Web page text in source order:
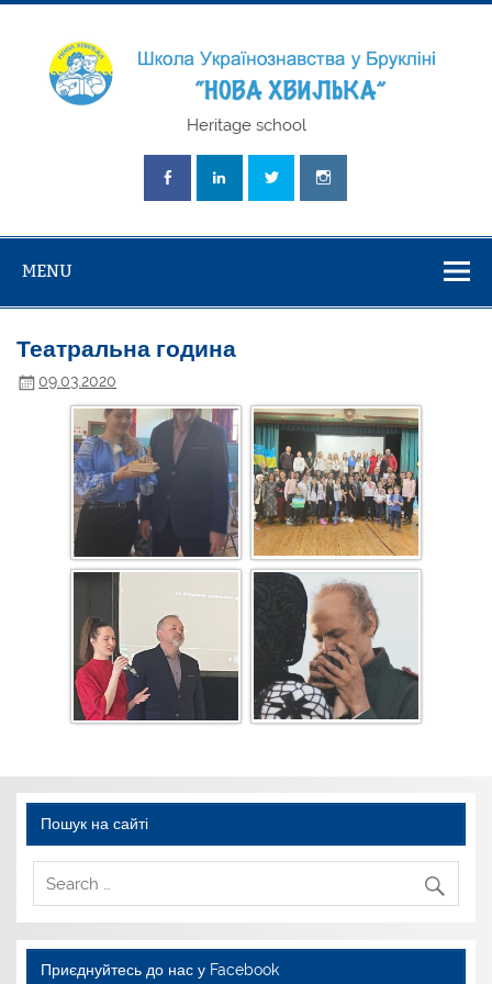
Skip
"Нова
Heritage school
MENU
Театральна година
09.03.2020
Пошук на сайті
Приєднуйтесь до нас у Facebook